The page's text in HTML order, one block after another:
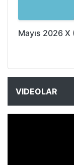
Mayıs 2026
VIDEOLAR